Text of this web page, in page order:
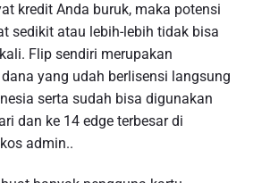
kredit Anda buruk, maka potensi
sedikit atau lebih-lebih tidak bisa
Flip sendiri merupakan
yang udah berlisensi langsung
serta sudah bisa digunakan
dan ke 14 edge terbesar di
admin..